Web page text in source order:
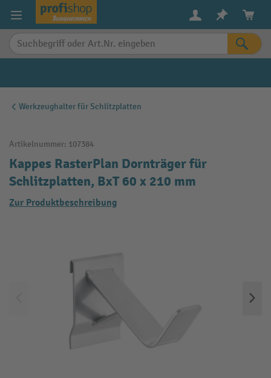
springen
Werkzeughalter für Schlitzplatten
Artikelnummer: 107384
Kappes RasterPlan Dornträger für
Schlitzplatten, BxT 60 x 210 mm
Zur Produktbeschreibung